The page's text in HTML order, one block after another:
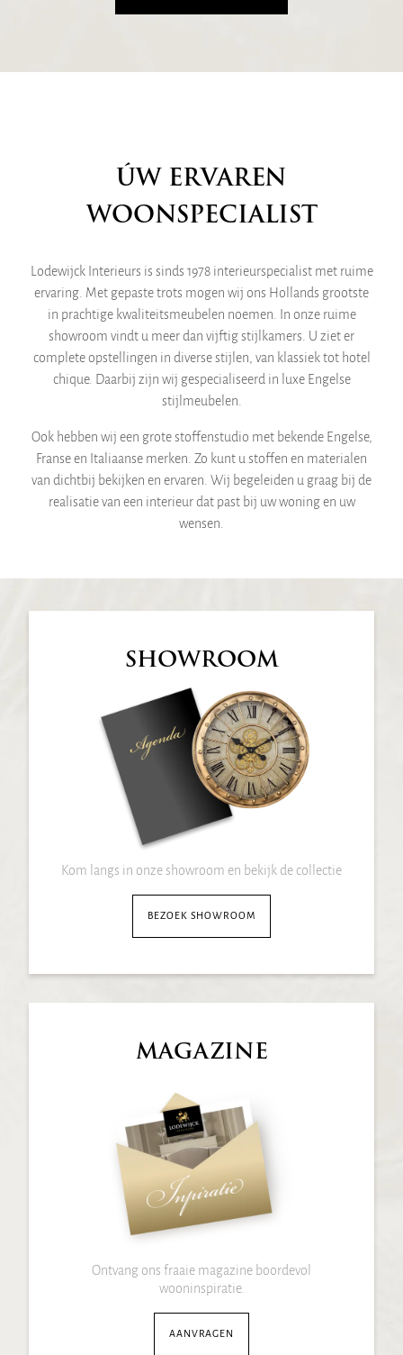
ÚW ERVAREN
WOONSPECIALIST
Lodewijck Interieurs is sinds 1978 interieurspecialist met ruime
ervaring. Met gepaste trots mogen wij ons Hollands grootste
in prachtige kwaliteitsmeubelen noemen. In onze ruime
showroom vindt u meer dan vijftig stijlkamers. U ziet er
complete opstellingen in diverse stijlen, van klassiek tot hotel
chique. Daarbij zijn wij gespecialiseerd in luxe Engelse
stijlmeubelen.
Ook hebben wij een grote stoffenstudio met bekende Engelse,
Franse en Italiaanse merken. Zo kunt u stoffen en materialen
van dichtbij bekijken en ervaren. Wij begeleiden u graag bij de
realisatie van een interieur dat past bij uw woning en uw
wensen.
SHOWROOM
Kom langs in onze showroom en bekijk de collectie
BEZOEK SHOWROOM
MAGAZINE
Ontvang ons fraaie magazine boordevol
wooninspiratie.
AANVRAGEN